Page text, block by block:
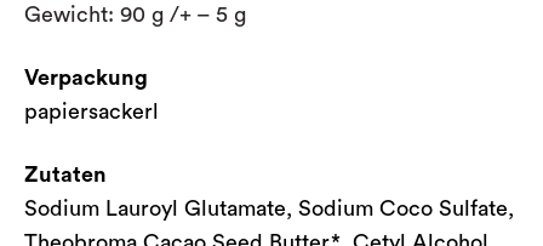
Gewicht: 90 g /+ – 5 g
Verpackung
papiersackerl
Zutaten
Sodium Lauroyl Glutamate, Sodium Coco Sulfate,